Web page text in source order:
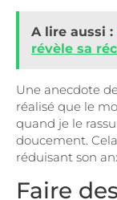
A lire aussi :
révèle sa
Une anecdote
réalisé que le
quand je le
doucement.
réduisant son
Faire